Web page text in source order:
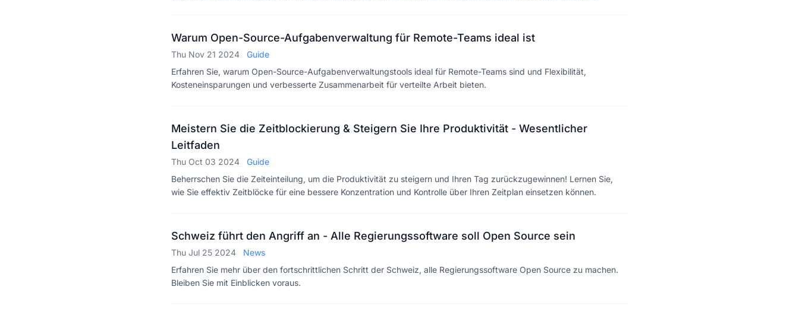
Warum Open-Source-Aufgabenverwaltung für Remote-Teams ideal ist
Thu Nov 21 2024
Guide
Erfahren Sie, warum Open-Source-Aufgabenverwaltungstools ideal für Remote-Teams sind und Flexibilität,
Kosteneinsparungen und verbesserte Zusammenarbeit für verteilte Arbeit bieten.
Meistern Sie die Zeitblockierung & Steigern Sie Ihre Produktivität - Wesentlicher
Leitfaden
Thu Oct 03 2024
Guide
Beherrschen Sie die Zeiteinteilung, um die Produktivität zu steigern und Ihren Tag zurückzugewinnen! Lernen Sie,
wie Sie effektiv Zeitblöcke für eine bessere Konzentration und Kontrolle über Ihren Zeitplan einsetzen können.
Schweiz führt den Angriff an - Alle Regierungssoftware soll Open Source sein
Thu Jul 25 2024
News
Erfahren Sie mehr über den fortschrittlichen Schritt der Schweiz, alle Regierungssoftware Open Source zu machen.
Bleiben Sie mit Einblicken voraus.